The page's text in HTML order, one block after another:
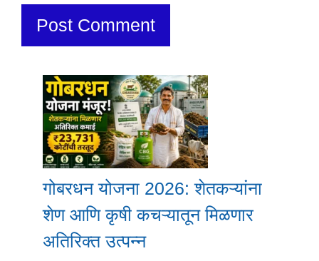
गोबरधन योजना 2026: शेतकऱ्यांना
शेण आणि कृषी कचऱ्यातून मिळणार
अतिरिक्त उत्पन्न